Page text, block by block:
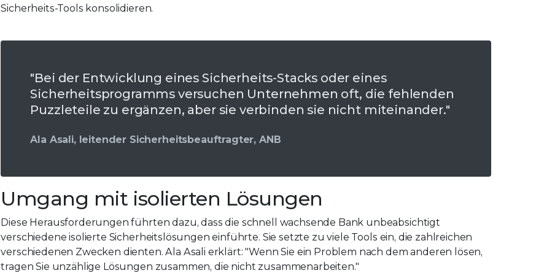
Sicherheits-Tools konsolidieren.
"Bei der Entwicklung eines Sicherheits-Stacks oder eines
Sicherheitsprogramms versuchen Unternehmen oft, die fehlenden
Puzzleteile zu ergänzen, aber sie verbinden sie nicht miteinander."
Ala Asali, leitender Sicherheitsbeauftragter, ANB
Umgang mit isolierten Lösungen
Diese Herausforderungen führten dazu, dass die schnell wachsende Bank unbeabsichtigt
verschiedene isolierte Sicherheitslösungen einführte. Sie setzte zu viele Tools ein, die zahlreichen
verschiedenen Zwecken dienten. Ala Asali erklärt: "Wenn Sie ein Problem nach dem anderen lösen,
tragen Sie unzählige Lösungen zusammen, die nicht zusammenarbeiten."